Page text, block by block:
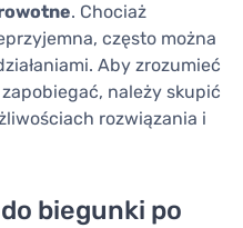
. Chociaż
często można
Aby zrozumieć
należy skupić
rozwiązania i
biegunki po